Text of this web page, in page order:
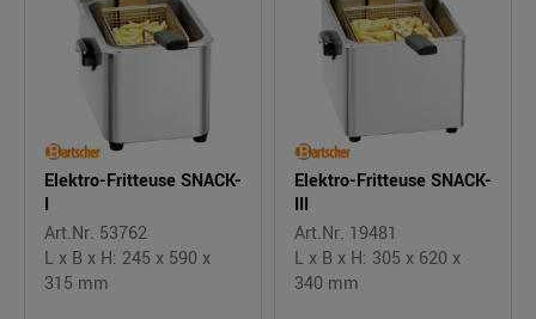
Elektro-Fritteuse SNACK-
I
Art.Nr. 53762
L x B x H: 245 x 590 x
315 mm
Elektro-Fritteuse SNACK-
III
Art.Nr. 19481
L x B x H: 305 x 620 x
340 mm